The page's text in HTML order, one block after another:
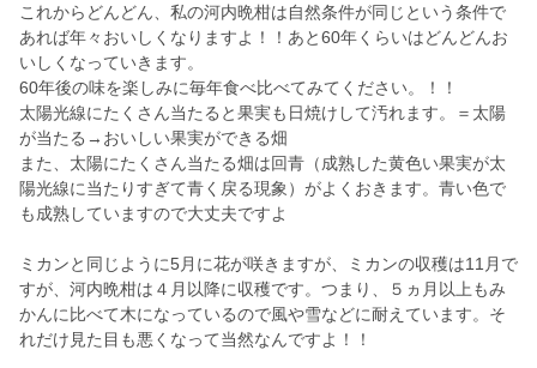
これからどんどん、私の河内晩柑は自然条件が同じという条件で
あれば年々おいしくなりますよ！！あと60年くらいはどんどんお
いしくなっていきます。
60年後の味を楽しみに毎年食べ比べてみてください。！！
太陽光線にたくさん当たると果実も日焼けして汚れます。＝太陽
が当たる→おいしい果実ができる畑
また、太陽にたくさん当たる畑は回青（成熟した黄色い果実が太
陽光線に当たりすぎて青く戻る現象）がよくおきます。青い色で
も成熟していますので大丈夫ですよ
ミカンと同じように5月に花が咲きますが、ミカンの収穫は11月で
すが、河内晩柑は４月以降に収穫です。つまり、５ヵ月以上もみ
かんに比べて木になっているので風や雪などに耐えています。そ
れだけ見た目も悪くなって当然なんですよ！！